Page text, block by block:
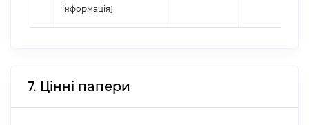
інформація]
7. Цінні папери